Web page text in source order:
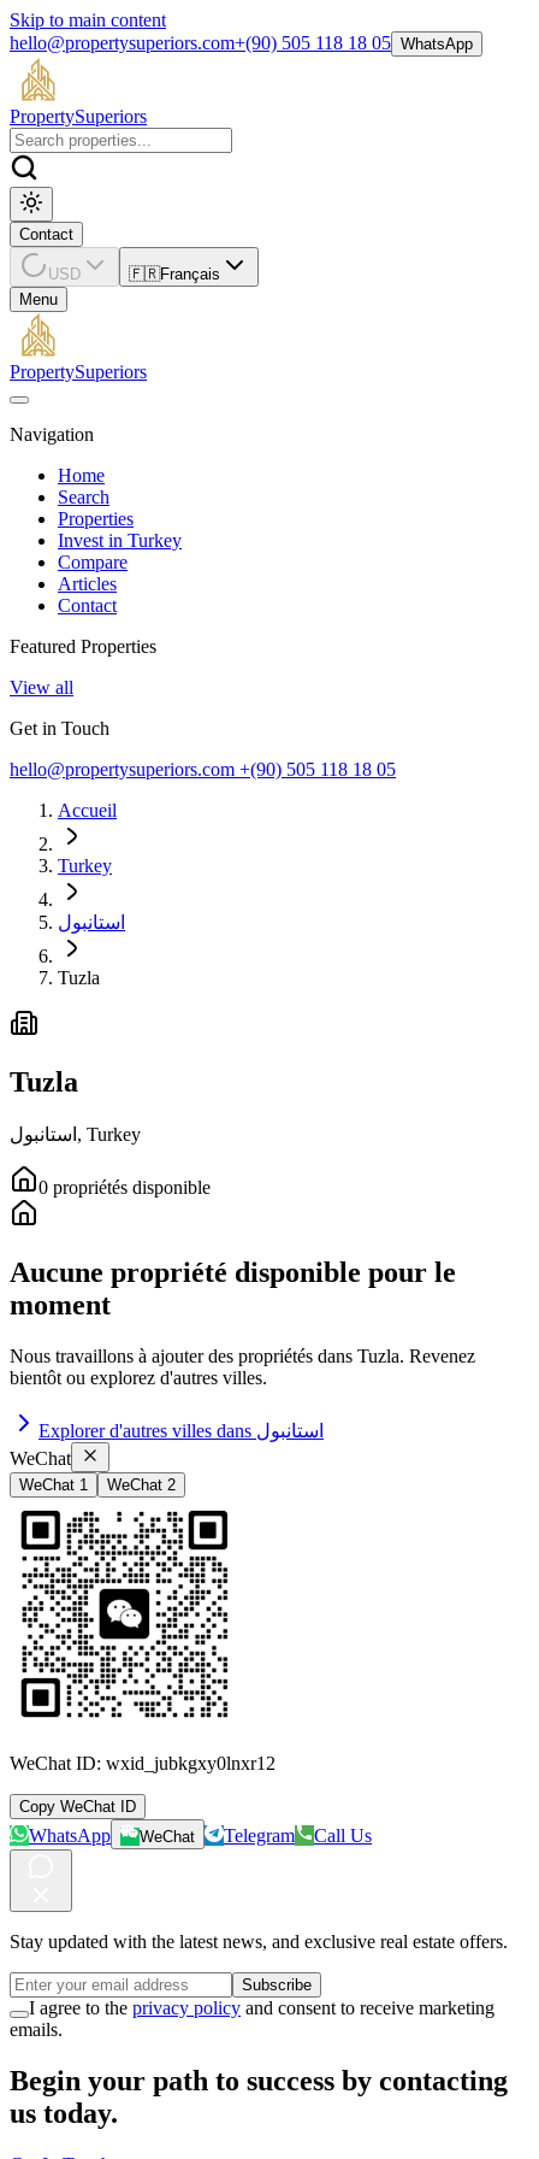
Skip to main content
hello@propertysuperiors.com+(90) 505 118 18 05 WhatsApp
PropertySuperiors
Contact
USD 🇫🇷Français
Menu
PropertySuperiors
Navigation
Home
Search
Properties
Invest in Turkey
Compare
Articles
Contact
Featured Properties
View all
Get in Touch
hello@propertysuperiors.com +(90) 505 118 18 05
Accueil
Turkey
استانبول
Tuzla
Tuzla
استانبول , Turkey
0 propriétés disponible
Aucune propriété disponible pour le
moment
Nous travaillons à ajouter des propriétés dans Tuzla. Revenez
bientôt ou explorez d'autres villes.
Explorer d'autres villes dans استانبول
WeChat
WeChat 1 WeChat 2
WeChat ID: wxid_jubkgxy0lnxr12
Copy WeChat ID
WhatsApp WeChat Telegram Call Us
Stay updated with the latest news, and exclusive real estate offers.
Subscribe
I agree to the privacy policy and consent to receive marketing
emails.
Begin your path to success by contacting
us today.